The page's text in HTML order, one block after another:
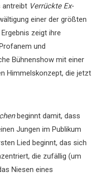
antreibt Verrückte Ex-
einer der größten
zeigt ihre
und
Bühnenshow mit einer
Himmelskonzept, die jetzt
beginnt damit, dass
Jungen im Publikum
Lied beginnt, das sich
die zufällig (um
Niesen eines